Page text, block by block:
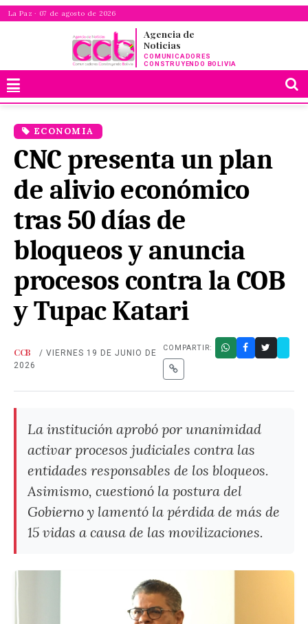
La Paz · 07 de agosto de 2026
Agencia de
Noticias
COMUNICADORES
CONSTRUYENDO BOLIVIA
ECONOMIA
CNC presenta un plan
de alivio económico
tras 50 días de
bloqueos y anuncia
procesos contra la COB
y Tupac Katari
CCB
/ VIERNES 19 DE JUNIO DE
2026
COMPARTIR:
La institución aprobó por unanimidad
activar procesos judiciales contra las
entidades responsables de los bloqueos.
Asimismo, cuestionó la postura del
Gobierno y lamentó la pérdida de más de
15 vidas a causa de las movilizaciones.